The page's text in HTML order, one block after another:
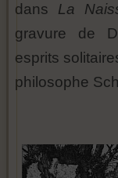
dans La
gravure de
esprits
philosophe